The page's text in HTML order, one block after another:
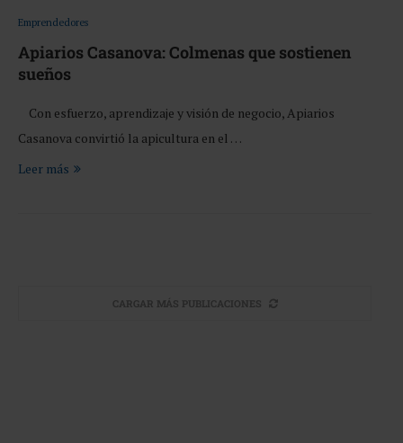
Emprendedores
Apiarios Casanova: Colmenas que sostienen
sueños
Con esfuerzo, aprendizaje y visión de negocio, Apiarios
Casanova convirtió la apicultura en el …
Leer más
CARGAR MÁS PUBLICACIONES